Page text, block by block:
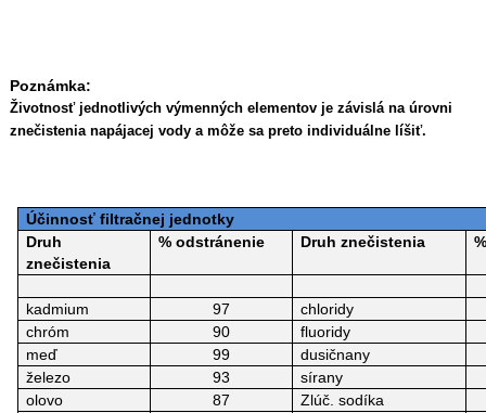
Poznámka:
Životnosť jednotlivých výmenných elementov je závislá na úrovni
znečistenia napájacej vody a môže sa preto individuálne líšiť.
Účinnosť filtračnej jednotky
Druh
znečistenia
% odstránenie Druh znečistenia
kadmium 97
chloridy
chróm
90
fluoridy
meď
99
dusičnany
železo
93
sírany
olovo
87 Zlúč. sodíka